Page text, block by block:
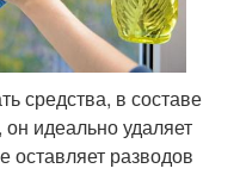
средства, в составе
идеально удаляет
разводов